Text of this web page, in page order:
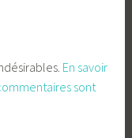
En savoir
sont